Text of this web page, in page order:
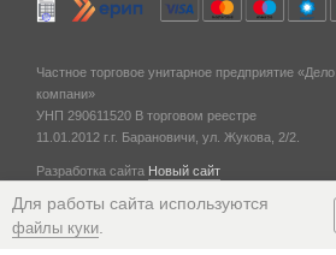
Частное торговое унитарное предприятие «Дело
компани»
УНП 290611520 В торговом реестре
11.01.2012 г. г. Барановичи, ул. Жукова, 2/2.
Разработка сайта Новый сайт
Для работы сайта используются
файлы куки